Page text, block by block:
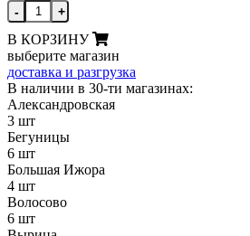
- +
В КОРЗИНУ
выберите магазин
доставка и разгрузка
В наличии в 30-ти магазинах:
Александровская
3 шт
Бегуницы
6 шт
Большая Ижора
4 шт
Волосово
6 шт